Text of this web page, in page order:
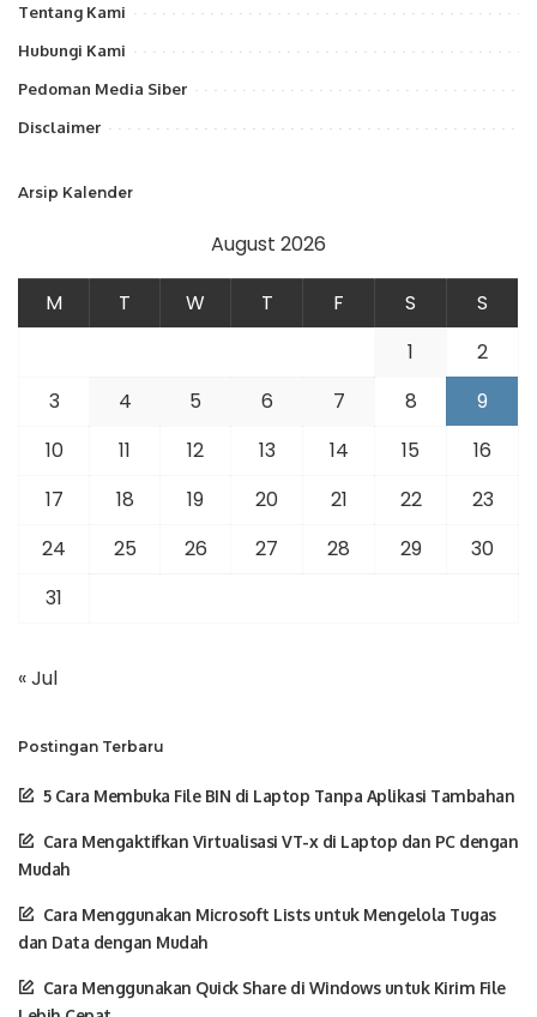
Tentang Kami
Hubungi Kami
Pedoman Media Siber
Disclaimer
Arsip Kalender
August 2026
M T W T F S
S
1
2
3
4 5 6 7 8
9
10
11 12 13 14 15
16
17
18 19 20 21 22
23
24
25 26 27 28 29
30
31
« Jul
Postingan Terbaru
5 Cara Membuka File BIN di Laptop Tanpa Aplikasi Tambahan
Cara Mengaktifkan Virtualisasi VT-x di Laptop dan PC dengan
Mudah
Cara Menggunakan Microsoft Lists untuk Mengelola Tugas
dan Data dengan Mudah
Cara Menggunakan Quick Share di Windows untuk Kirim File